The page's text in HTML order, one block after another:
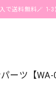
料🪄 1-3営業日
ーツ【WA-